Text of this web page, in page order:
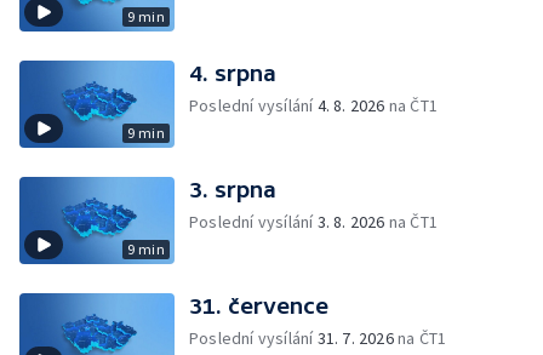
9 min
9 min
4. srpna
Poslední vysílání4. 8. 2026 na ČT1
9 min
3. srpna
Poslední vysílání3. 8. 2026 na ČT1
31. července
Poslední vysílání31. 7. 2026na ČT1